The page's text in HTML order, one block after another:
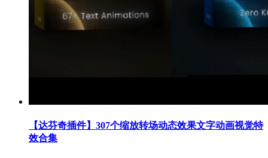
【达芬奇插件】307个缩放转场动态效果文字动画视觉特
效合集